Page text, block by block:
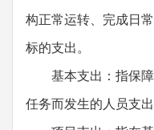
构正常运转、完成日
标的支出。
基本支出：指保
任务而发生的人员支出